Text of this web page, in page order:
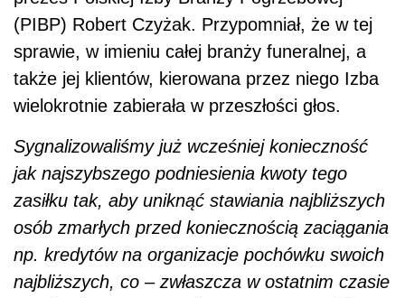
(PIBP) Robert Czyżak. Przypomniał, że w tej
sprawie, w imieniu całej branży funeralnej, a
także jej klientów, kierowana przez niego Izba
wielokrotnie zabierała w przeszłości głos.
Sygnalizowaliśmy już wcześniej konieczność
jak najszybszego podniesienia kwoty tego
zasiłku tak, aby uniknąć stawiania najbliższych
osób zmarłych przed koniecznością zaciągania
np. kredytów na organizacje pochówku swoich
najbliższych, co – zwłaszcza w ostatnim czasie